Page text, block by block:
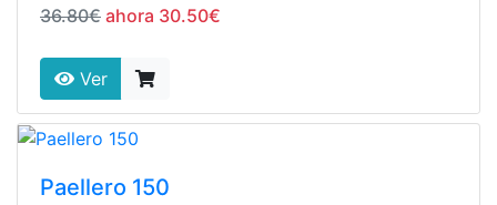
36.80€ ahora 30.50€
Ver
Paellero 150